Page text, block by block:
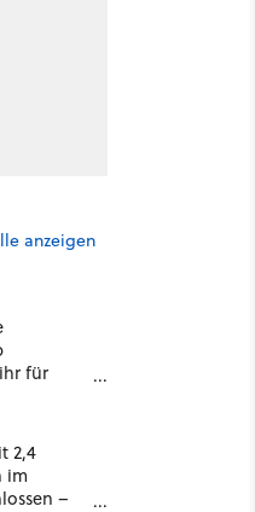
anzeigen
für
2,4
im
–